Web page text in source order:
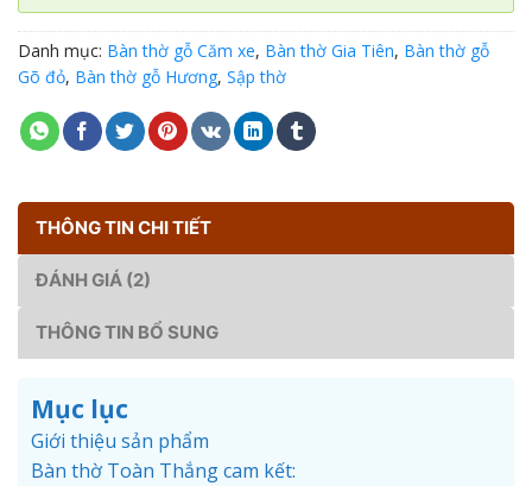
Danh mục: Bàn thờ gỗ Căm xe, Bàn thờ Gia Tiên, Bàn thờ gỗ
Gõ đỏ, Bàn thờ gỗ Hương, Sập thờ
THÔNG TIN CHI TIẾT
ĐÁNH GIÁ (2)
THÔNG TIN BỔ SUNG
Mục lục
Giới thiệu sản phẩm
Bàn thờ Toàn Thắng cam kết: